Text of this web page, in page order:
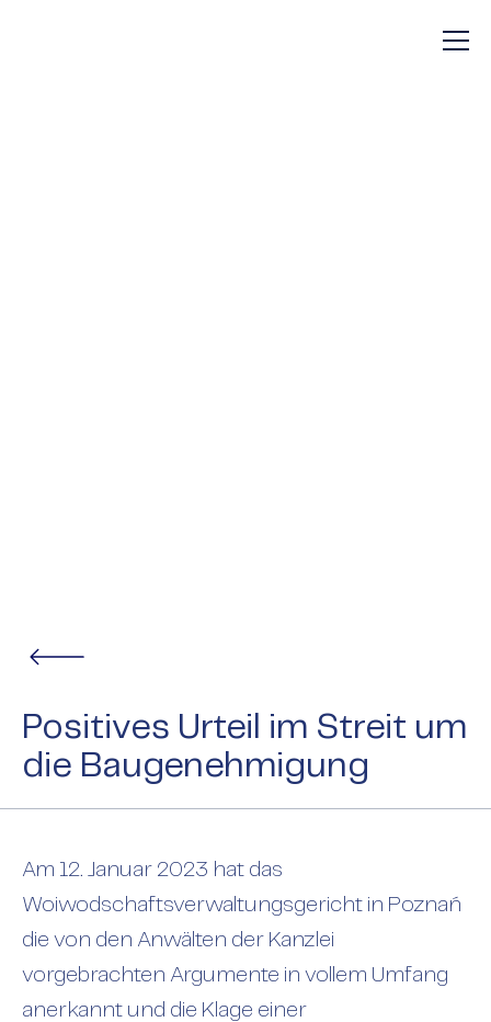
Positives Urteil im Streit um
die Baugenehmigung
Am 12. Januar 2023 hat das
Woiwodschaftsverwaltungsgericht in Poznań
die von den Anwälten der Kanzlei
vorgebrachten Argumente in vollem Umfang
anerkannt und die Klage einer